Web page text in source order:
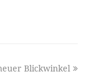
Blickwinkel